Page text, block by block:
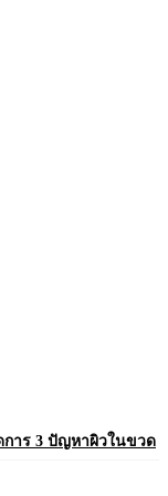
การ 3 ปัญหาผิวในขวด